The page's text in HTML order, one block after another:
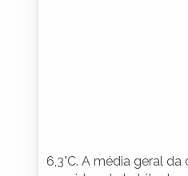
6,3°C. A média geral